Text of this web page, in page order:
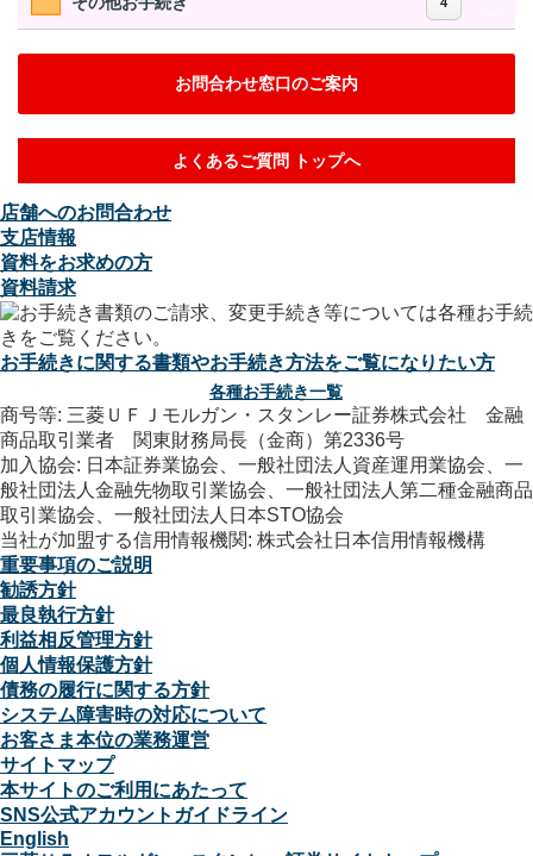
お問合わせ窓口のご案内
よくあるご質問 トップへ
店舗へのお問合わせ
支店情報
資料をお求めの方
資料請求
お手続きに関する書類やお手続き方法をご覧になりたい方
各種お手続き一覧
商号等: 三菱ＵＦＪモルガン・スタンレー証券株式会社 金融
商品取引業者 関東財務局長（金商）第2336号
加入協会: 日本証券業協会、一般社団法人資産運用業協会、一
般社団法人金融先物取引業協会、一般社団法人第二種金融商品
取引業協会、一般社団法人日本STO協会
当社が加盟する信用情報機関: 株式会社日本信用情報機構
重要事項のご説明
勧誘方針
最良執行方針
利益相反管理方針
個人情報保護方針
債務の履行に関する方針
システム障害時の対応について
お客さま本位の業務運営
サイトマップ
本サイトのご利用にあたって
SNS公式アカウントガイドライン
English